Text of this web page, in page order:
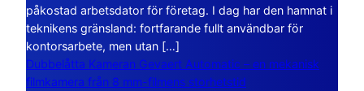
påkostad arbetsdator för företag. I dag har den hamnat i
teknikens gränsland: fortfarande fullt användbar för
kontorsarbete, men utan […]
Dubbelåtta Kameran Gevaert Automatic – en mekanisk
filmkamera från 8 mm-filmens storhetstid